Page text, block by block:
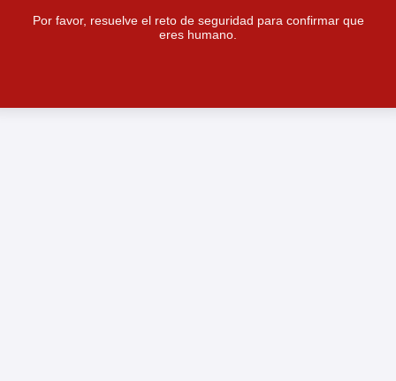
Por favor, resuelve el reto de seguridad para confirmar que
eres humano.